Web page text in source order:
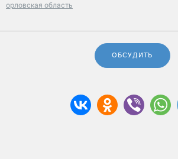
орловская область
ОБСУДИТЬ